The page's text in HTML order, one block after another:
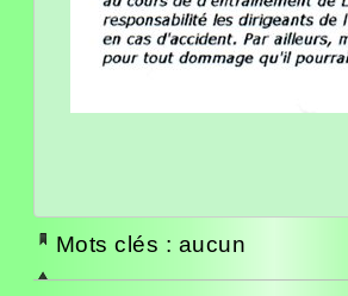
Mots clés : aucun